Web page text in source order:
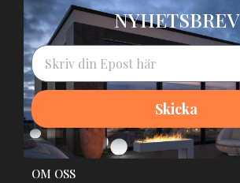
NYHETSBREV
Skicka
Alternative:
OM OSS